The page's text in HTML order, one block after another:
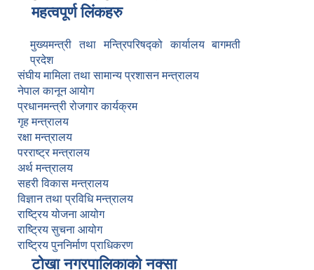
महत्वपूर्ण लिंकहरु
मुख्यमन्त्री तथा मन्त्रिपरिषद्को कार्यालय बागमती
प्रदेश
संघीय मामिला तथा सामान्य प्रशासन मन्त्रालय
नेपाल कानून आयोग
प्रधानमन्त्री रोजगार कार्यक्रम
गृह मन्त्रालय
रक्षा मन्त्रालय
परराष्ट्र मन्त्रालय
अर्थ मन्त्रालय
सहरी विकास मन्त्रालय
विज्ञान तथा प्रविधि मन्त्रालय
राष्ट्रिय योजना आयोग
राष्ट्रिय सुचना आयोग
राष्ट्रिय पुननिर्माण प्राधिकरण
टोखा नगरपालिकाको नक्सा